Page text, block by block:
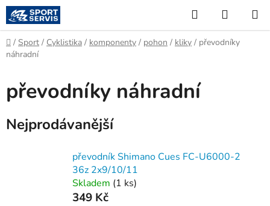
Přejít
na
obsah
Hledat
KOŠÍK
Domů
/ Sport / Cyklistika / komponenty / pohon / kliky / převodníky
náhradní
převodníky náhradní
Nejprodávanější
převodník Shimano Cues FC-U6000-2
36z 2x9/10/11
Skladem (1 ks)
349 Kč